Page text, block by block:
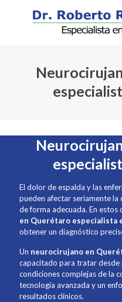
El dolor de espalda y las
pueden afectar seriamente
de forma adecuada. En estos
en Querétaro especialista
obtener un diagnóstico
Un neurocirujano en
capacitado para tratar desde
condiciones complejas de la
tecnología avanzada y un
resultados clínicos.